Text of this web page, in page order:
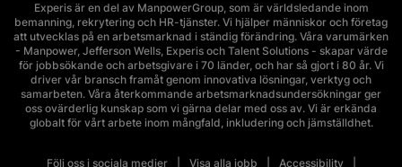
Experis är en del av ManpowerGroup, som är världsledande inom
bemanning, rekrytering och HR-tjänster. Vi hjälper människor och företag
att utvecklas på en arbetsmarknad i ständig förändring. Våra varumärken
- Manpower, Jefferson Wells, Experis och Talent Solutions - skapar värde
för jobbsökande och arbetsgivare i 70 länder, och har så gjort i 80 år. Vi
driver vår bransch framåt genom innovativa lösningar, verktyg och
samarbeten. Våra återkommande arbetsmarknadsundersökningar ger
oss ovärderlig kunskap som vi gärna delar med oss av. Vi är erkända
globalt för vårt arbete inom mångfald, inkludering och jämställdhet.
Följ oss i sociala medier Visa alla jobb Accessibility